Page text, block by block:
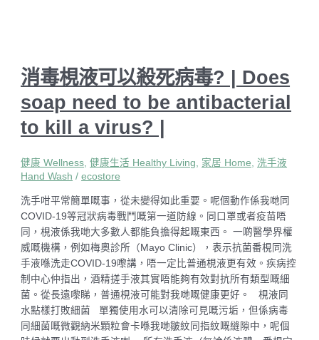
消毒梘液可以殺死病毒? | Does
soap need to be antibacterial
to kill a virus? |
健康 Wellness,健康生活 Healthy Living, 家居 Home, 洗手液
Hand Wash /ecostore
洗手咁平常簡單嘅事，從未變得如此重要。呢個動作係我哋同
COVID-19等冠狀病毒戰鬥嘅第一道防線。同口罩或者疫苗唔
同，梘液係我哋大多數人都能負擔得起嘅東西。 一啲醫學界權
威嘅機構，例如梅奧診所（Mayo Clinic），表示抗菌番梘同洗
手液喺洗走COVID-19嚟講，唔一定比普通梘液更有效。疾病控
制中心仲指出，酒精搓手液其實唔能夠有效對抗所有類型嘅細
菌。從長遠嚟睇，普通梘液可能對我哋嘅健康更好。 梘液同
水點樣打敗細菌 單獨使用水可以清除可見嘅污垢，但係病毒
同細菌嘅微觀納米顆粒會卡喺我哋皺紋同指紋嘅縫隙中，呢個